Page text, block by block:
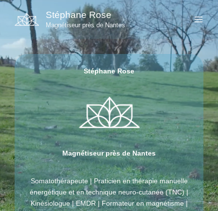
Aller
contenu
Stéphane Rose
Magnétiseur près de Nantes
Stéphane Rose
Magnétiseur près de Nantes
Somatothérapeute | Praticien en thérapie manuelle
énergétique et en technique neuro-cutanée (TNC) |
Kinésiologue | EMDR | Formateur en magnétisme |